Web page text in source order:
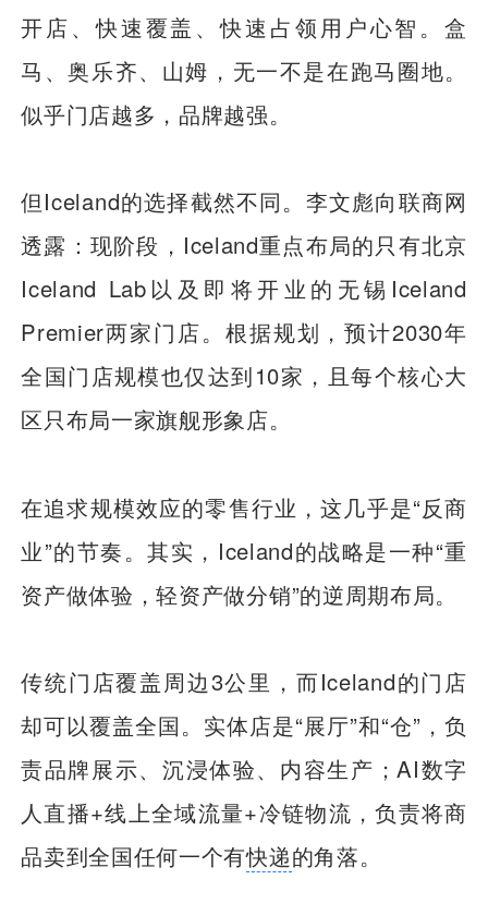
开店、快速覆盖、快速占领用户心智。盒
马、奥乐齐、山姆，无一不是在跑马圈地。
似乎门店越多，品牌越强。
但Iceland的选择截然不同。李文彪向联商网
透露：现阶段，Iceland重点布局的只有北京
Iceland Lab以及即将开业的无锡Iceland
Premier两家门店。根据规划，预计2030年
全国门店规模也仅达到10家，且每个核心大
区只布局一家旗舰形象店。
在追求规模效应的零售行业，这几乎是“反商
业”的节奏。其实，Iceland的战略是一种“重
资产做体验，轻资产做分销”的逆周期布局。
传统门店覆盖周边3公里，而Iceland的门店
却可以覆盖全国。实体店是“展厅”和“仓”，负
责品牌展示、沉浸体验、内容生产；AI数字
人直播+线上全域流量+冷链物流，负责将商
品卖到全国任何一个有快递的角落。